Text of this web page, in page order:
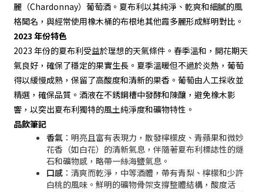
麗（Chardonnay）葡萄酒。夏布利以其純淨、乾爽和細膩的風
格聞名，與經常使用橡木桶的布根地其他霞多麗形成鮮明對比。
2023 年份特色
2023 年份的夏布利受益於理想的天氣條件。春季溫和，開花期天
氣良好，確保了穩定的果實生長。夏季溫暖但不過於炎熱，葡萄
得以緩慢成熟，保留了高酸度和清新的果香。葡萄由人工採收並
精選，確保品質。酒液在不銹鋼槽中發酵和陳釀，避免橡木影
響，以突出夏布利獨特的風土純淨度和礦物特性。
品飲筆記
香氣 ：明亮且富有表現力，散發檸檬皮、青蘋果和微妙
花香（如白花）的清新氣息，伴隨著夏布利標誌性的燧
石和礦物感，略帶一絲海鹽氣息。
口感 ：清爽而乾淨，中等酒體，帶有青梨、檸檬和少許
白桃的風味。鮮明的礦物骨架支撐整體結構，酸度活